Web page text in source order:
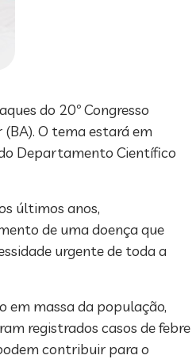
do 20º Congresso
O tema estará em
Departamento Científico
últimos anos,
de uma doença que
urgente de toda a
em massa da população,
registrados casos de febre
contribuir para o